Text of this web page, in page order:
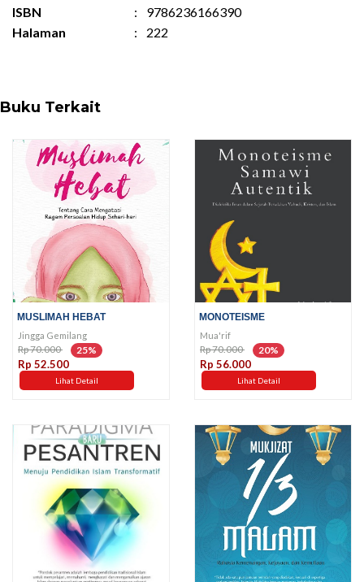
ISBN :
9786236166390
Halaman
: 222
Buku Terkait
MUSLIMAH HEBAT
Jingga Gemilang
Rp 70.000 25%
Rp 52.500
Lihat Detail
MONOTEISME
Mua'rif
Rp 70.000 20%
Rp 56.000
Lihat Detail